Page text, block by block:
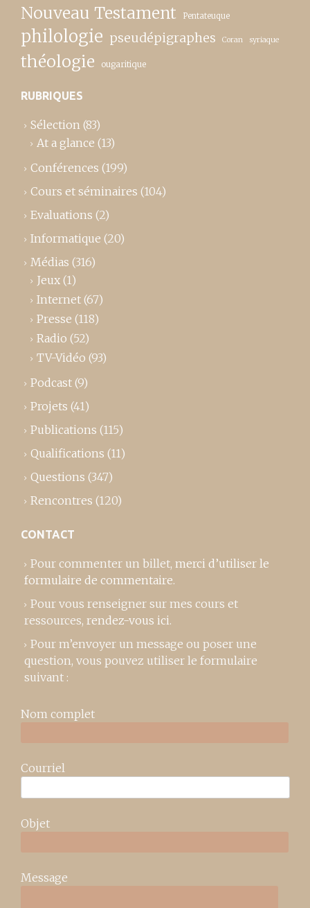
Nouveau Testament Pentateuque
philologie pseudépigraphes Coran syriaque
théologie ougaritique
RUBRIQUES
Sélection (83)
At a glance (13)
Conférences (199)
Cours et séminaires (104)
Evaluations (2)
Informatique (20)
Médias (316)
Jeux (1)
Internet (67)
Presse (118)
Radio (52)
TV-Vidéo (93)
Podcast (9)
Projets (41)
Publications (115)
Qualifications (11)
Questions (347)
Rencontres (120)
CONTACT
Pour commenter un billet, merci d’utiliser le
formulaire de commentaire.
Pour vous renseigner sur mes cours et
ressources, rendez-vous ici.
Pour m’envoyer un message ou poser une
question, vous pouvez utiliser le formulaire
suivant :
Nom complet
Courriel
Objet
Message